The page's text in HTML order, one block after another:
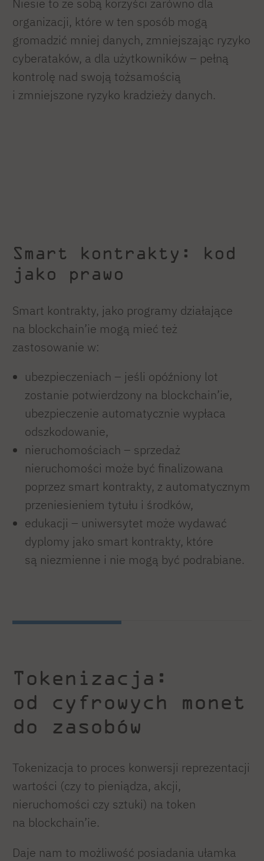
Niesie to ze sobą korzyści zarówno dla
organizacji, które w ten sposób mogą
gromadzić mniej danych, zmniejszając ryzyko
cyberataków, a dla użytkowników – pełną
kontrolę nad swoją tożsamością
i zmniejszone ryzyko kradzieży danych.
Smart kontrakty: kod
jako prawo
Smart kontrakty, jako programy działające
na blockchain’ie mogą mieć też
zastosowanie w:
ubezpieczeniach – jeśli opóźniony lot
zostanie potwierdzony na blockchain’ie,
ubezpieczenie automatycznie wypłaca
odszkodowanie,
nieruchomościach – sprzedaż
nieruchomości może być finalizowana
poprzez smart kontrakty, z automatycznym
przeniesieniem tytułu i środków,
edukacji – uniwersytet może wydawać
dyplomy jako smart kontrakty, które
są niezmienne i nie mogą być podrabiane.
Tokenizacja:
od cyfrowych monet
do zasobów
Tokenizacja to proces konwersji reprezentacji
wartości (czy to pieniądza, akcji,
nieruchomości czy sztuki) na token
na blockchain’ie.
Daje nam to możliwość posiadania ułamka